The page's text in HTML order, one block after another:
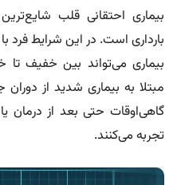
بیماری احتقانی قلب
بارداری است. در این شرایط
بیماری می‌تواند بین خفیف تا
مبتلا به بیماری شدید از دوران
گاهی‌اوقات حتی بعد از درمان
تجربه می‌کنند.